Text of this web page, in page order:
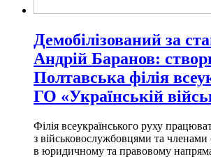
Демобілізований за
Андрій Баранов:
Полтавська філія
ГО «Українській
Філія всеукраїнського руху
з військовослужбовцями та членами
в юридичному та правовому